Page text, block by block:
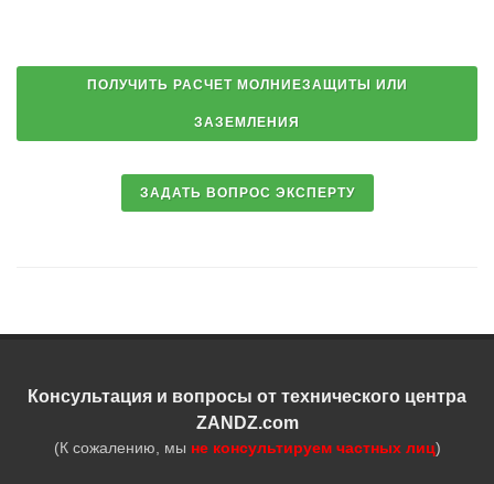
Консультация и вопросы от технического центра
ZANDZ.com
(К сожалению, мы не консультируем частных лиц)